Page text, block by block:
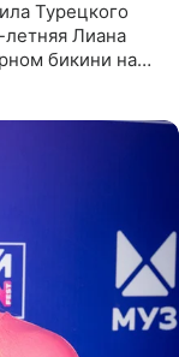
Турецкого
летняя Лиана
бикини на